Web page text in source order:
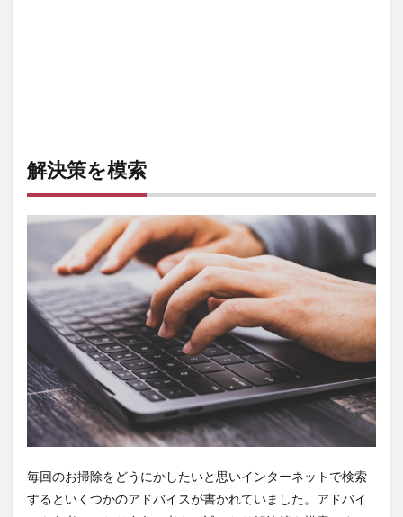
解決策を模索
毎回のお掃除をどうにかしたいと思いインターネットで検索
するといくつかのアドバイスが書かれていました。アドバイ